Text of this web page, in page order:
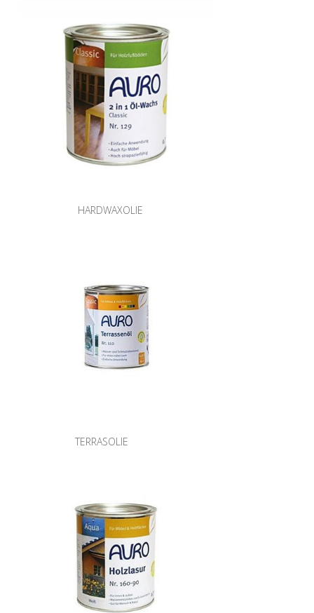
HARDWAXOLIE
TERRASOLIE